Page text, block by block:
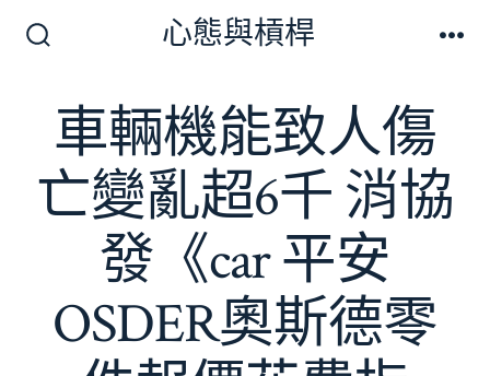
切
開
關
心態與槓桿
車輛機能致人傷
亡變亂超6千 消協
發《car 平安
OSDER奧斯德零